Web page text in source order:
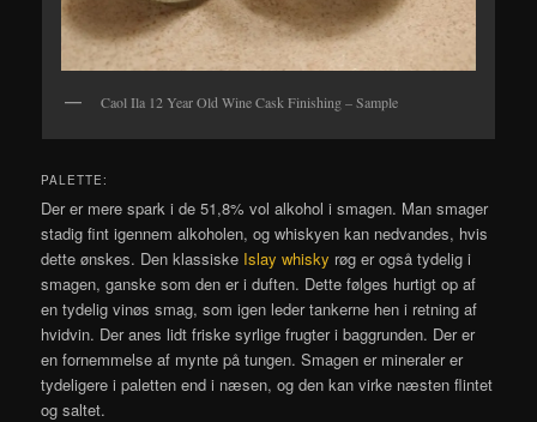
Caol Ila 12 Year Old Wine Cask Finishing – Sample
PALETTE:
Der er mere spark i de 51,8% vol alkohol i smagen. Man smager
stadig fint igennem alkoholen, og whiskyen kan nedvandes, hvis
dette ønskes. Den klassiske Islay whisky røg er også tydelig i
smagen, ganske som den er i duften. Dette følges hurtigt op af
en tydelig vinøs smag, som igen leder tankerne hen i retning af
hvidvin. Der anes lidt friske syrlige frugter i baggrunden. Der er
en fornemmelse af mynte på tungen. Smagen er mineraler er
tydeligere i paletten end i næsen, og den kan virke næsten flintet
og saltet.